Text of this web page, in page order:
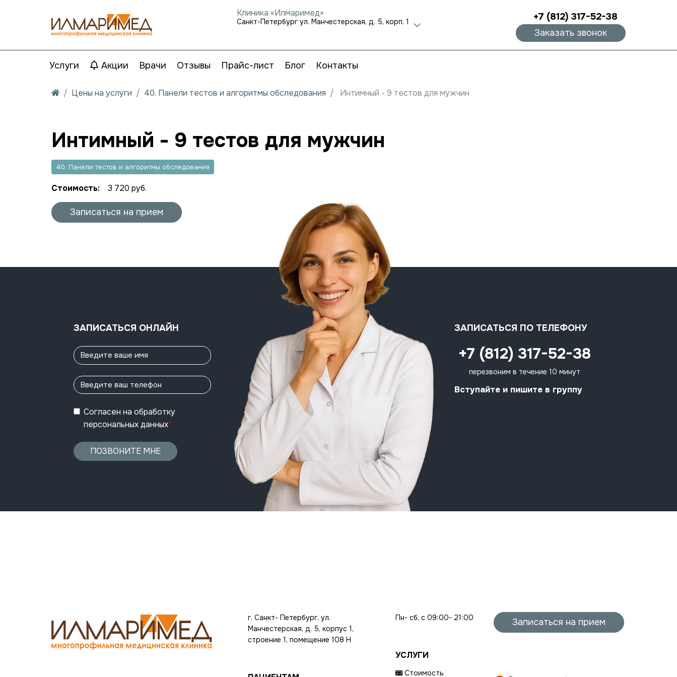
Клиника «Илмаримед»
Санкт-Петербург ул. Манчестерская, д. 5, корп. 1 +7 (812) 317-52-38
Заказать звонок
Услуги Акции Врачи Отзывы Прайс-лист Блог Контакты
Цены на услуги 40. Панели тестов и алгоритмы обследования Интимный - 9 тестов для мужчин
Интимный - 9 тестов для мужчин
40. Панели тестов и алгоритмы обследования
Стоимость: 3 720 руб.
Записаться на прием
ЗАПИСАТЬСЯ ОНЛАЙН
Согласен на обработку
персональных данных*
ПОЗВОНИТЕ МНЕ
ЗАПИСАТЬСЯ ПО ТЕЛЕФОНУ
+7 (812) 317-52-38
перезвоним в течение 10 минут
Вступайте и пишите в группу
г. Санкт- Петербург, ул.
Манчестерская, д. 5, корпус 1,
строение 1, помещение 108 Н
Пн- сб, с 09:00- 21:00
УСЛУГИ
Стоимость
Записаться на прием